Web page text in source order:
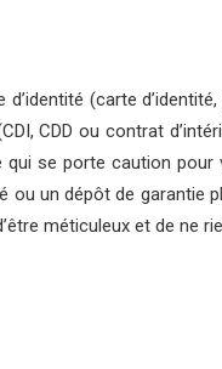
(carte
CDD ou contrat
se porte caution
un dépôt de garantie
méticuleux et de ne